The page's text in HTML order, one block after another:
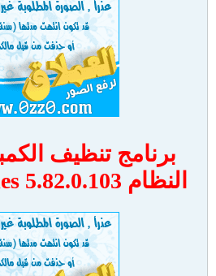
برنامج تنظيف
النظام Glary Utilities 5.82.0.103